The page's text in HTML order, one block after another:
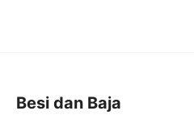
Besi dan Baja